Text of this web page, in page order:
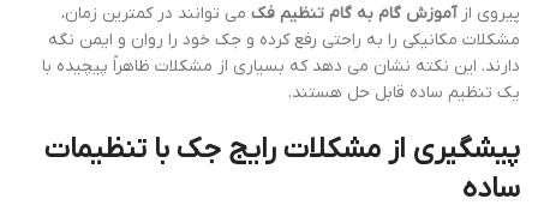
پیروی ازآموزش گام به گام تنظیم فک می توانند در کمترین زمان،
مشکلات مکانیکی را به راحتی رفع کرده و جک خود را روان و ایمن نگه
دارند. این نکته نشان می دهد که بسیاری از مشکلات ظاهراً پیچیده با
یک تنظیم ساده قابل حل هستند.
پیشگیری از مشکلات رایج جک با تنظیمات
ساده